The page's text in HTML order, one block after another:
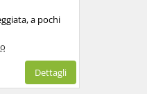
a pochi
Dettagli